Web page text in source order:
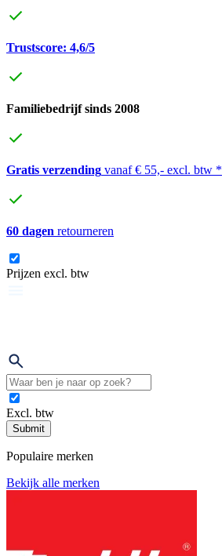
Trustscore: 4,6/5
Familiebedrijf sinds 2008
Gratis verzending vanaf € 55,- excl. btw *
60 dagen retourneren
Prijzen excl. btw
Excl. btw
Submit
Populaire merken
Bekijk alle merken